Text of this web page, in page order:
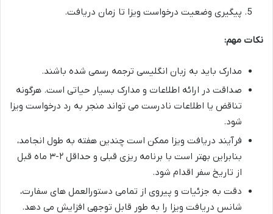
پیگیری وضعیت درخواست ویزا تا زمان دریافت.
نکات مهم:
مدارک باید به زبان انگلیسی ترجمه رسمی شده باشند.
صداقت در ارائه اطلاعات و مدارک بسیار حیاتی است. هرگونه
تناقض یا اطلاعات نادرست می تواند منجر به رد درخواست ویزا
شود.
فرآیند دریافت ویزا ممکن است چندین هفته به طول انجامد،
بنابراین بهتر است با برنامه ریزی قبلی و حداقل ۲-۳ ماه قبل
از تاریخ سفر اقدام شود.
دقت به جزئیات و پیروی از تمامی دستورالعمل های سفارت،
شانس دریافت ویزا را به طور قابل توجهی افزایش می دهد.